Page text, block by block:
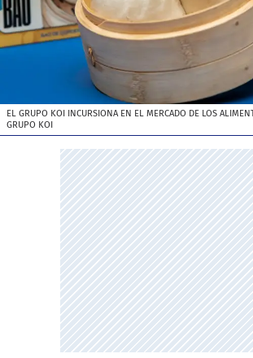
EL GRUPO KOI INCURSIONA EN EL MERCADO DE LOS
GRUPO KOI